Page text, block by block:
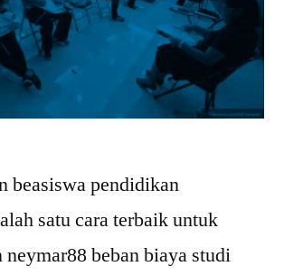
beasiswa pendidikan
satu cara terbaik untuk
beban biaya studi